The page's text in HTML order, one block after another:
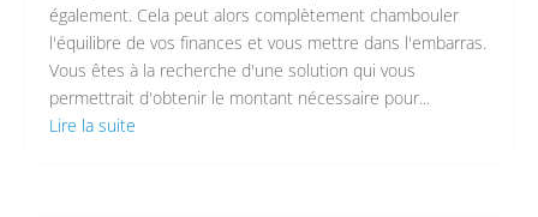
également. Cela peut alors complètement chambouler
l'équilibre de vos finances et vous mettre dans l'embarras.
Vous êtes à la recherche d'une solution qui vous
permettrait d'obtenir le montant nécessaire pour...
Lire la suite